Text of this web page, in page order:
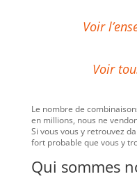
Voir
Voir
Le nombre de
en millions, nous ne
Si vous vous y retrouvez
fort probable que vous y
Qui sommes